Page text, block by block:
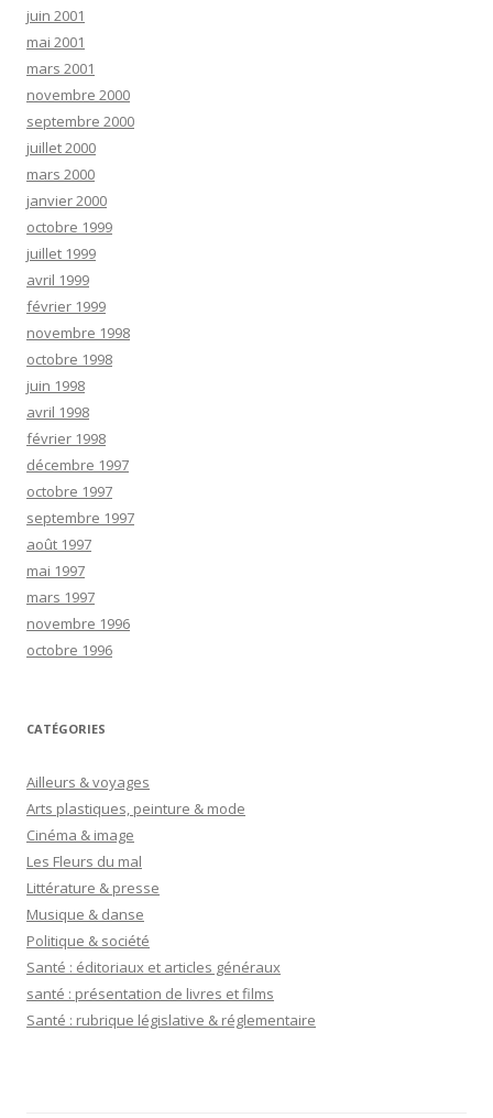
juin 2001
mai 2001
mars 2001
novembre 2000
septembre 2000
juillet 2000
mars 2000
janvier 2000
octobre 1999
juillet 1999
avril 1999
février 1999
novembre 1998
octobre 1998
juin 1998
avril 1998
février 1998
décembre 1997
octobre 1997
septembre 1997
août 1997
mai 1997
mars 1997
novembre 1996
octobre 1996
CATÉGORIES
Ailleurs & voyages
Arts plastiques, peinture & mode
Cinéma & image
Les Fleurs du mal
Littérature & presse
Musique & danse
Politique & société
Santé : éditoriaux et articles généraux
santé : présentation de livres et films
Santé : rubrique législative & réglementaire